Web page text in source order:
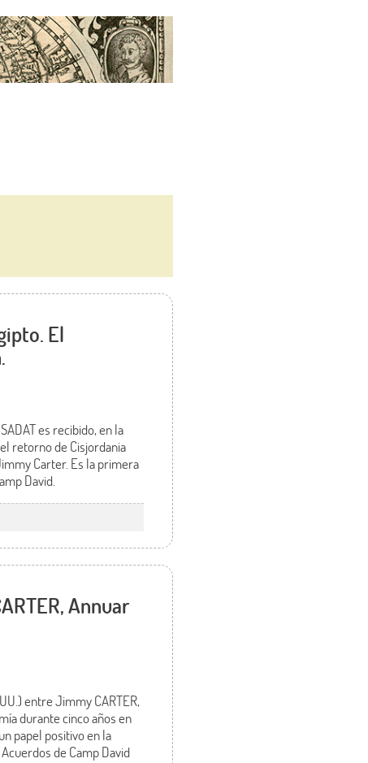
El
es recibido, en la
retorno de Cisjordania
Carter. Es la primera
David.
Annuar
entre Jimmy CARTER,
durante cinco años en
papel positivo en la
de Camp David